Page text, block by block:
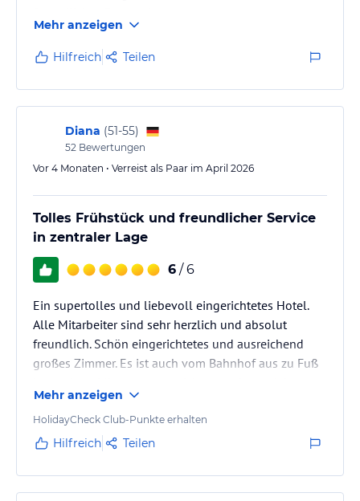
Ich kann das Gästehaus auf jedenfall
weiterempfehlen und kommen nächstes Jahr wieder.
Mehr anzeigen
Hilfreich Teilen
Diana (51-55)
52 Bewertungen
Vor 4 Monaten • Verreist als Paar im April 2026
Tolles Frühstück und freundlicher Service
in zentraler Lage
6 / 6
Ein supertolles und liebevoll eingerichtetes Hotel.
Alle Mitarbeiter sind sehr herzlich und absolut
freundlich. Schön eingerichtetes und ausreichend
großes Zimmer. Es ist auch vom Bahnhof aus zu Fuß
Restaurants. Der Rewe liegt gleich gerade rüber.
Mehr anzeigen
HolidayCheck Club-Punkte erhalten
Hilfreich Teilen